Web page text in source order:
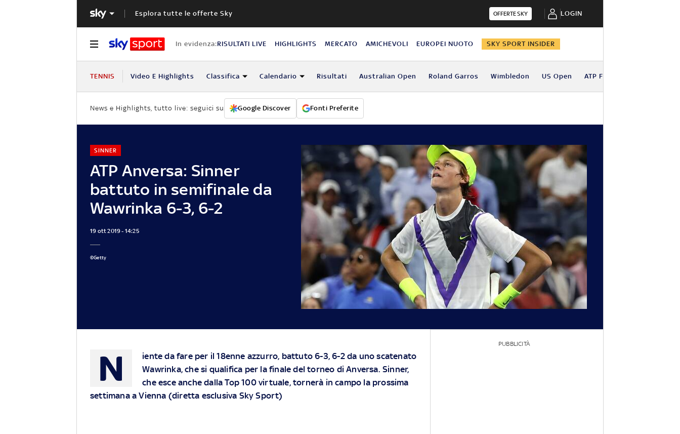
Esplora tutte le offerte Sky OFFERTE SKY LOGIN
In evidenza:RISULTATI LIVE HIGHLIGHTS MERCATO AMICHEVOLI EUROPEI NUOTO SKY SPORT INSIDER
TENNIS Video E Highlights Classifica Calendario Risultati Australian Open Roland Garros Wimbledon US Open ATP Finals
News e Highlights, tutto live: seguici su Google Discover Fonti Preferite
ATP Anversa: Sinner
battuto in semifinale da
Wawrinka 6-3, 6-2
SINNER
19 ott 2019 - 14:25
©Getty
N
iente da fare per il 18enne azzurro, battuto 6-3, 6-2 da uno scatenato
Wawrinka, che si qualifica per la finale del torneo di Anversa. Sinner,
che esce anche dalla Top 100 virtuale, tornerà in campo la prossima
settimana a Vienna (diretta esclusiva Sky Sport)
PUBBLICITÀ